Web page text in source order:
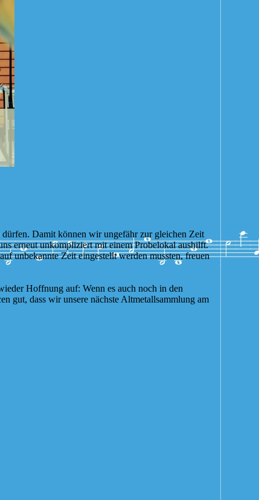
Damit können wir ungefähr zur gleichen Zeit
erneut unkompliziert mit einem Probelokal aushilft.
unbekannte Zeit eingestellt werden mussten, freuen
Hoffnung auf: Wenn es auch noch in den
gut, dass wir unsere nächste Altmetallsammlung am